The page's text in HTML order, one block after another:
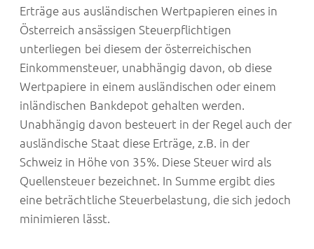
Erträge aus ausländischen Wertpapieren eines in
Österreich ansässigen Steuerpflichtigen
unterliegen bei diesem der österreichischen
Einkommensteuer, unabhängig davon, ob diese
Wertpapiere in einem ausländischen oder einem
inländischen Bankdepot gehalten werden.
Unabhängig davon besteuert in der Regel auch der
ausländische Staat diese Erträge, z.B. in der
Schweiz in Höhe von 35%. Diese Steuer wird als
Quellensteuer bezeichnet. In Summe ergibt dies
eine beträchtliche Steuerbelastung, die sich jedoch
minimieren lässt.